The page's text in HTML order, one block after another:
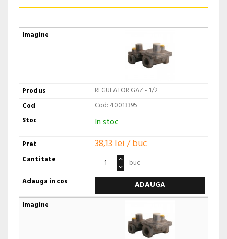
REGULATOR GAZ - 1/2
Cod: 40013395
In stoc
38,13 lei / buc
buc
ADAUGA